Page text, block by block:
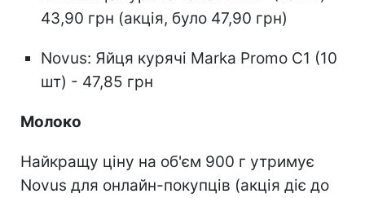
43,90 грн (акція, було 47,90 грн)
Novus: Яйця курячі Marka Promo С1 (10
шт) - 47,85 грн
Молоко
Найкращу ціну на об'єм 900 г утримує
Novus для онлайн-покупців (акція діє до